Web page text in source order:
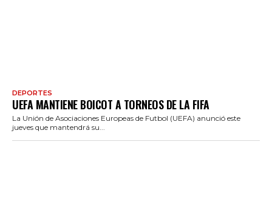
DEPORTES
UEFA MANTIENE BOICOT A TORNEOS DE LA FIFA
La Unión de Asociaciones Europeas de Futbol (UEFA) anunció este
jueves que mantendrá su...